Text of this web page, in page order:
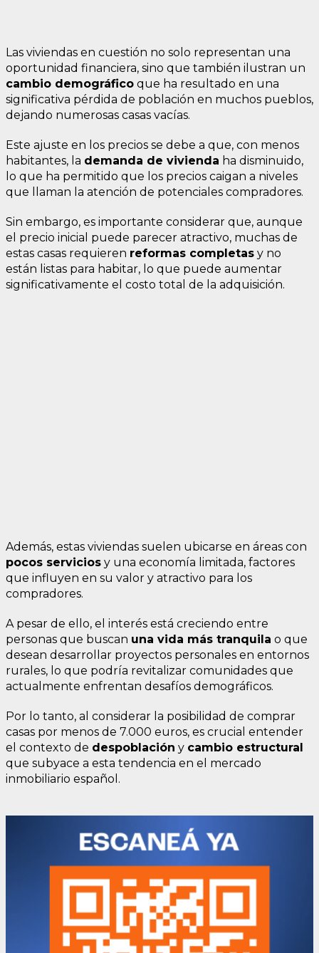
Las viviendas en cuestión no solo representan una
oportunidad financiera, sino que también ilustran un
cambio demográfico que ha resultado en una
significativa pérdida de población en muchos pueblos,
dejando numerosas casas vacías.
Este ajuste en los precios se debe a que, con menos
habitantes, la demanda de vivienda ha disminuido,
lo que ha permitido que los precios caigan a niveles
que llaman la atención de potenciales compradores.
Sin embargo, es importante considerar que, aunque
el precio inicial puede parecer atractivo, muchas de
estas casas requieren reformas completas y no
están listas para habitar, lo que puede aumentar
significativamente el costo total de la adquisición.
Además, estas viviendas suelen ubicarse en áreas con
pocos servicios y una economía limitada, factores
que influyen en su valor y atractivo para los
compradores.
A pesar de ello, el interés está creciendo entre
personas que buscan una vida más tranquila o que
desean desarrollar proyectos personales en entornos
rurales, lo que podría revitalizar comunidades que
actualmente enfrentan desafíos demográficos.
Por lo tanto, al considerar la posibilidad de comprar
casas por menos de 7.000 euros, es crucial entender
el contexto de despoblación y cambio estructural
que subyace a esta tendencia en el mercado
inmobiliario español.